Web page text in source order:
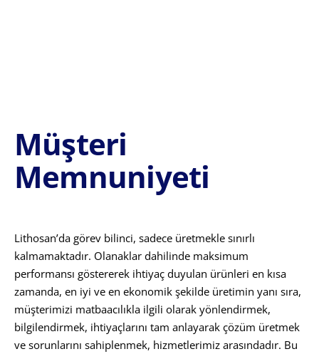
Müşteri
Memnuniyeti
Lithosan’da görev bilinci, sadece üretmekle sınırlı
kalmamaktadır. Olanaklar dahilinde maksimum
performansı göstererek ihtiyaç duyulan ürünleri en kısa
zamanda, en iyi ve en ekonomik şekilde üretimin yanı sıra,
müşterimizi matbaacılıkla ilgili olarak yönlendirmek,
bilgilendirmek, ihtiyaçlarını tam anlayarak çözüm üretmek
ve sorunlarını sahiplenmek, hizmetlerimiz arasındadır. Bu